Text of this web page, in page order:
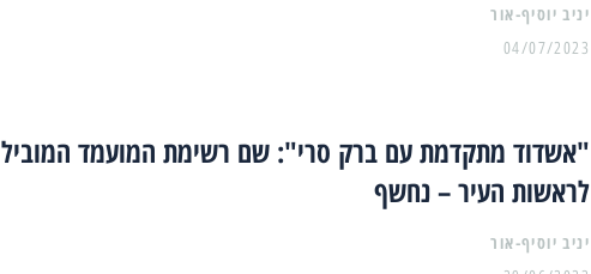
יניב יוסיף-אור
04/07/2023
"אשדוד מתקדמת עם ברק סרי": שם רשימת המועמד המוביל
לראשות העיר – נחשף
יניב יוסיף-אור